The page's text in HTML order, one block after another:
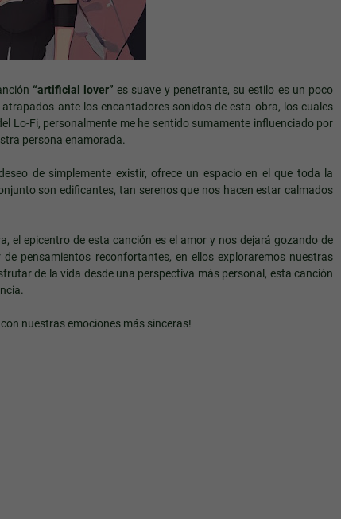
“artificial lover”es suave y penetrante, su estilo es un poco
ante los encantadores sonidos de esta obra, los cuales
Lo-Fi, personalmente me he sentido sumamente influenciado por
persona enamorada.
de simplemente existir, ofrece un espacio en el que toda la
son edificantes, tan serenos que nos hacen estar calmados
el epicentro de esta canción es el amor y nos dejará gozando de
pensamientos reconfortantes, en ellos exploraremos nuestras
de la vida desde una perspectiva más personal, esta canción
nuestras emociones más sinceras!